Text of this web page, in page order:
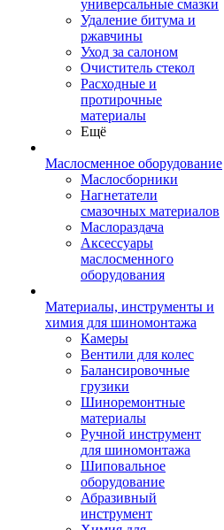
универсальные смазки
Удаление битума и
ржавчины
Уход за салоном
Очиститель стекол
Расходные и
протирочные
материалы
Ещё
Маслосменное оборудование
Маслосборники
Нагнетатели
смазочных материалов
Маслораздача
Аксессуары
маслосменного
оборудования
Материалы, инструменты и
химия для шиномонтажа
Камеры
Вентили для колес
Балансировочные
грузики
Шиноремонтные
материалы
Ручной инструмент
для шиномонтажа
Шиповальное
оборудование
Абразивный
инструмент